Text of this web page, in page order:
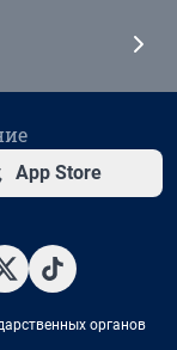
App Store
органов